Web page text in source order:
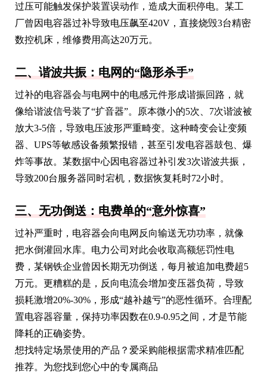
过压可能触发保护装置误动作，造成大面积停电。某工
厂曾因电容器过补导致电压飙至420V，直接烧毁3台精密
数控机床，维修费用高达20万元。
二、谐波共振：电网的“隐形杀手”
过补的电容器会与电网中的电感元件形成谐振回路，就
像给谐波信号装了“扩音器”。原本微小的5次、7次谐波被
放大3-5倍，导致电压波形严重畸变。这种畸变会让变频
器、UPS等敏感设备频繁报错，甚至引发电容器鼓包、爆
炸等事故。某数据中心因电容器过补引发3次谐波共振，
导致200台服务器同时宕机，数据恢复耗时72小时。
三、无功倒送：电费单的“意外惊喜”
过补严重时，电容器会向电网反向输送无功功率，就像
把水倒灌回水库。电力公司对此会收取高额惩罚性电
费，某钢铁企业曾因长期无功倒送，每月被追加电费超5
万元。更糟糕的是，反向电流会增加变压器负荷，导致
损耗激增20%-30%，形成“越补越亏”的恶性循环。合理配
置电容器容量，保持功率因数在0.9-0.95之间，才是节能
降耗的正确姿势。
想找特定场景使用的产品？爱采购能根据需求精准匹配
推荐。为您找到您心中的专属商品